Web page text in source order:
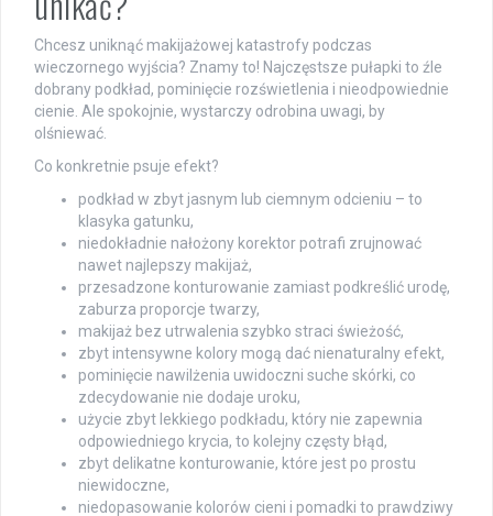
Chcesz uniknąć makijażowej katastrofy podczas
wieczornego wyjścia? Znamy to! Najczęstsze pułapki to źle
dobrany podkład, pominięcie rozświetlenia i nieodpowiednie
cienie. Ale spokojnie, wystarczy odrobina uwagi, by
olśniewać.
Co konkretnie psuje efekt?
podkład w zbyt jasnym lub ciemnym odcieniu – to
klasyka gatunku,
niedokładnie nałożony korektor potrafi zrujnować
nawet najlepszy makijaż,
przesadzone konturowanie zamiast podkreślić urodę,
zaburza proporcje twarzy,
makijaż bez utrwalenia szybko straci świeżość,
zbyt intensywne kolory mogą dać nienaturalny efekt,
pominięcie nawilżenia uwidoczni suche skórki, co
zdecydowanie nie dodaje uroku,
użycie zbyt lekkiego podkładu, który nie zapewnia
odpowiedniego krycia, to kolejny częsty błąd,
zbyt delikatne konturowanie, które jest po prostu
niewidoczne,
niedopasowanie kolorów cieni i pomadki to prawdziwy